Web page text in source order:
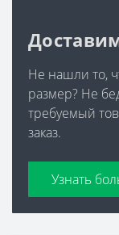
Не нашли то,
размер? Не
требуемый
заказ.
Узнать